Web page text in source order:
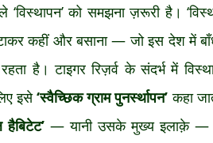
को समझना ज़रूरी है।
कहीं और बसाना — जो इस देश में
है। टाइगर रिज़र्व के संदर्भ में
इसे‘स्वैच्छिक ग्राम पुनर्स्थापन’ कहा
— यानी उसके मुख्य इलाक़े —